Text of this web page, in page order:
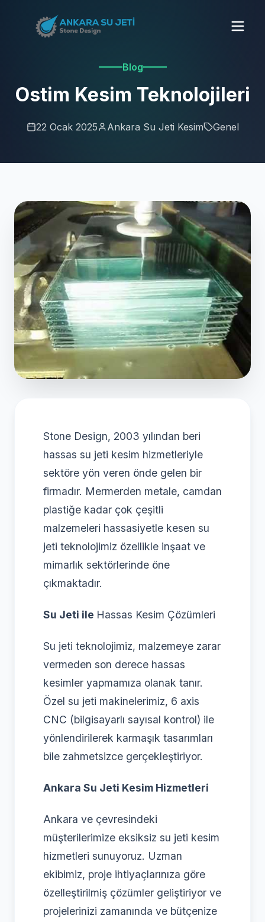
Blog
Ostim Kesim Teknolojileri
22 Ocak 2025 Ankara Su Jeti Kesim Genel
Stone Design, 2003 yılından beri
hassas su jeti kesim hizmetleriyle
sektöre yön veren önde gelen bir
firmadır. Mermerden metale, camdan
plastiğe kadar çok çeşitli
malzemeleri hassasiyetle kesen su
jeti teknolojimiz özellikle inşaat ve
mimarlık sektörlerinde öne
çıkmaktadır.
Su Jeti ile Hassas Kesim Çözümleri
Su jeti teknolojimiz, malzemeye zarar
vermeden son derece hassas
kesimler yapmamıza olanak tanır.
Özel su jeti makinelerimiz, 6 axis
CNC (bilgisayarlı sayısal kontrol) ile
yönlendirilerek karmaşık tasarımları
bile zahmetsizce gerçekleştiriyor.
Ankara Su Jeti Kesim Hizmetleri
Ankara ve çevresindeki
müşterilerimize eksiksiz su jeti kesim
hizmetleri sunuyoruz. Uzman
ekibimiz, proje ihtiyaçlarınıza göre
özelleştirilmiş çözümler geliştiriyor ve
projelerinizi zamanında ve bütçenize